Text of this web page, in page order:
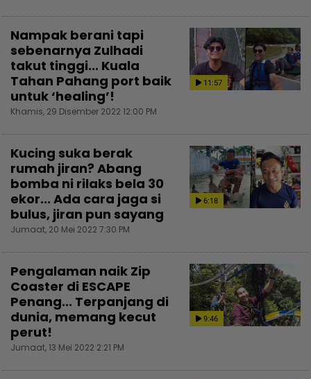
11:57
Nampak berani tapi
sebenarnya Zulhadi
takut tinggi... Kuala
Tahan Pahang port baik
untuk ‘healing’!
Khamis, 29 Disember 2022 12:00 PM
6:18
Kucing suka berak
rumah jiran? Abang
bomba ni rilaks bela 30
ekor... Ada cara jaga si
bulus, jiran pun sayang
Jumaat, 20 Mei 2022 7:30 PM
9:46
Pengalaman naik Zip
Coaster di ESCAPE
Penang... Terpanjang di
dunia, memang kecut
perut!
Jumaat, 13 Mei 2022 2:21 PM